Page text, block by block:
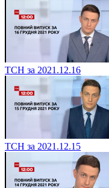
ТСН за 2021.12.16
ТСН за 2021.12.15